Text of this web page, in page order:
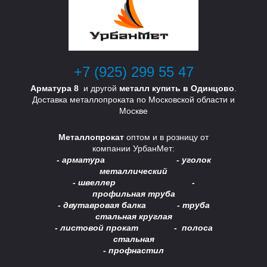
+7 (925) 299 55 47
Арматура 8 и другой металл купить в Одинцово
Доставка металлопроката по Московской области и
Москве
Металлопрокат оптом и в розницу от
компании УрбанМет:
- арматура - уголок
металлический
- швеллер -
профильная труба
- двутавровая балка - труба
стальная круглая
- листовой прокат - полоса
стальная
- профнастил